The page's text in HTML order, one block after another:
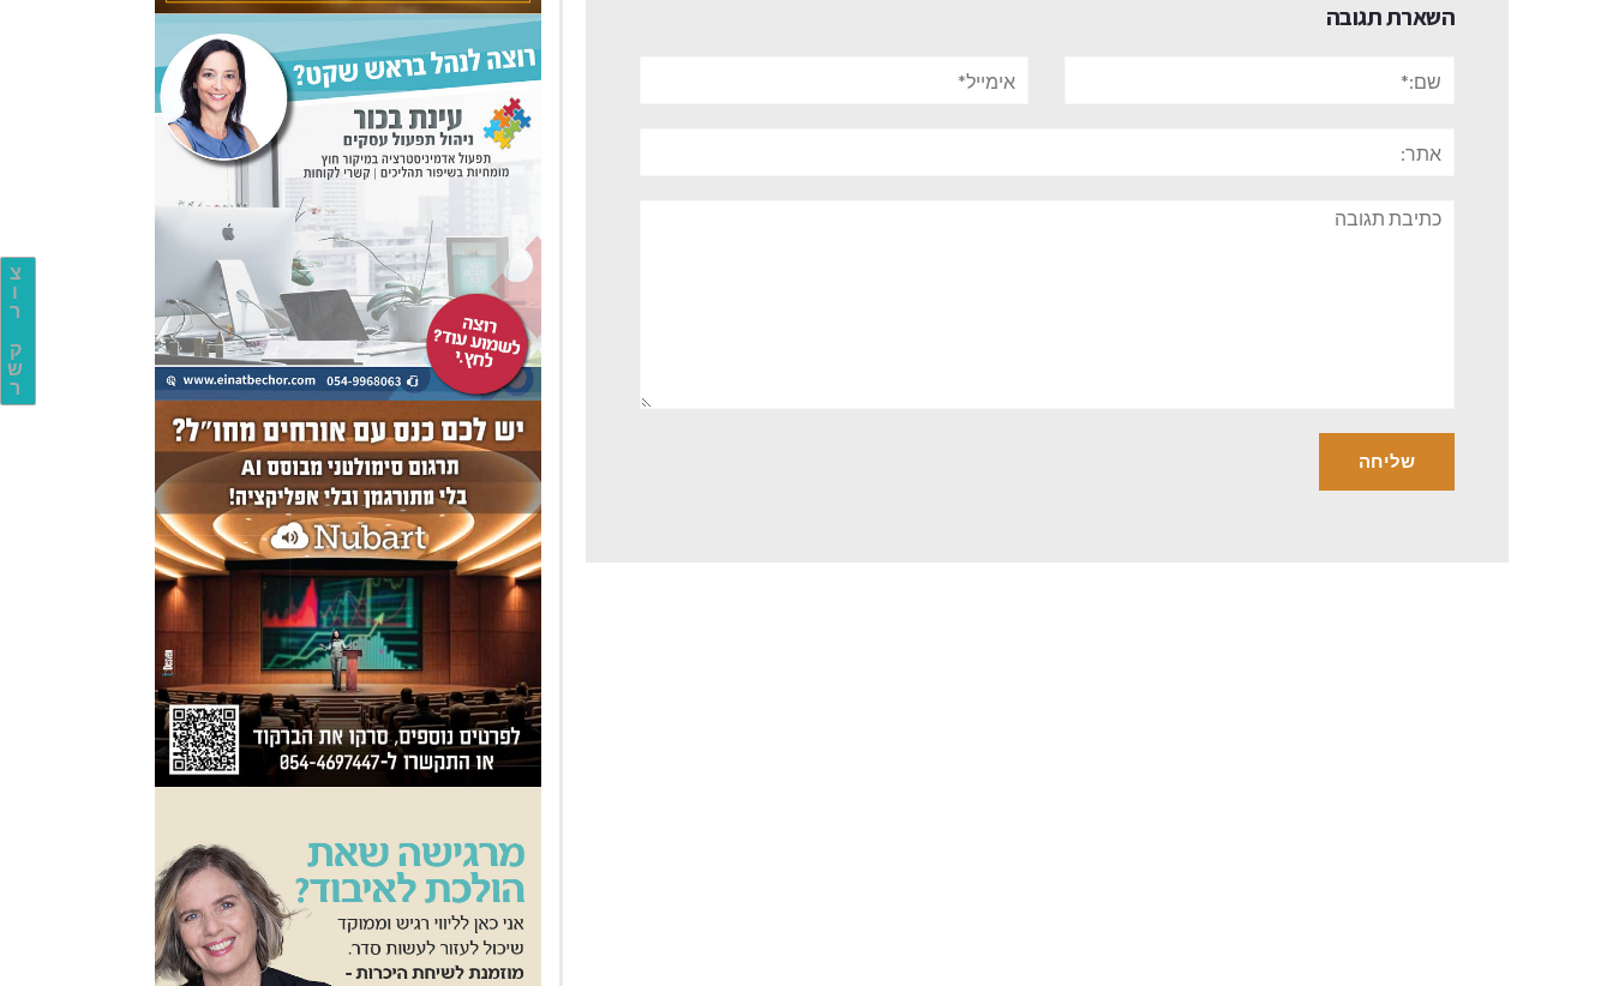
צ
ו
ר
ק
ש
ר
השארת תגובה
תגובה